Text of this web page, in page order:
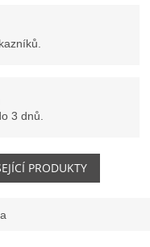
3 dnů.
PRODUKTY